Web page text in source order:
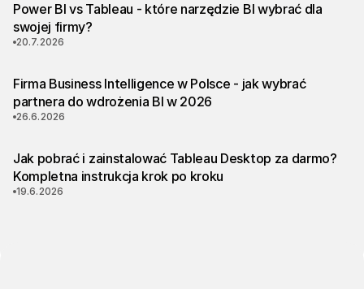
Power BI vs Tableau - które narzędzie BI wybrać dla
swojej firmy?
20.7.2026
Firma Business Intelligence w Polsce - jak wybrać
partnera do wdrożenia BI w 2026
26.6.2026
Jak pobrać i zainstalować Tableau Desktop za darmo?
Kompletna instrukcja krok po kroku
19.6.2026